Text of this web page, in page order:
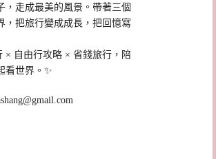
，走成最美的風景。帶著三個
，把旅行變成成長，把回憶寫
× 自由行攻略 × 省錢旅行，陪
看世界。✨